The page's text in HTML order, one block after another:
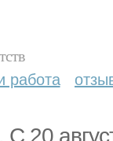
работа
С 20